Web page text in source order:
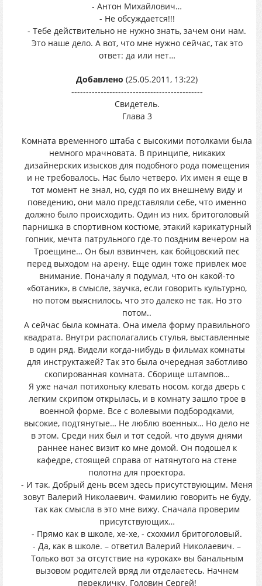
- Антон Михайлович…
- Не обсуждается!!!
- Тебе действительно не нужно знать, зачем они нам.
Это наше дело. А вот, что мне нужно сейчас, так это
ответ: да или нет…
Добавлено (25.05.2011, 13:22)
---------------------------------------------
Свидетель.
Глава 3
Комната временного штаба с высокими потолками была
немного мрачновата. В принципе, никаких
дизайнерских изысков для подобного рода помещения
и не требовалось. Нас было четверо. Их имен я еще в
тот момент не знал, но, судя по их внешнему виду и
поведению, они мало представляли себе, что именно
должно было происходить. Один из них, бритоголовый
парнишка в спортивном костюме, этакий карикатурный
гопник, мечта патрульного где-то поздним вечером на
Троещине… Он был взвинчен, как бойцовский пес
перед выходом на арену. Еще один тоже привлек мое
внимание. Поначалу я подумал, что он какой-то
«ботаник», в смысле, заучка, если говорить культурно,
но потом выяснилось, что это далеко не так. Но это
потом..
А сейчас была комната. Она имела форму правильного
квадрата. Внутри располагались стулья, выставленные
в один ряд. Видели когда-нибудь в фильмах комнаты
для инструктажей? Так это была очередная заботливо
скопированная комната. Сборище штампов…
Я уже начал потихоньку клевать носом, когда дверь с
легким скрипом открылась, и в комнату зашло трое в
военной форме. Все с волевыми подбородками,
высокие, подтянутые… Не люблю военных… Но дело не
в этом. Среди них был и тот седой, что двумя днями
раннее нанес визит ко мне домой. Он подошел к
кафедре, стоящей справа от натянутого на стене
полотна для проектора.
- И так. Добрый день всем здесь присутствующим. Меня
зовут Валерий Николаевич. Фамилию говорить не буду,
так как смысла в это мне вижу. Сначала проверим
присутствующих…
- Прямо как в школе, хе-хе, - схохмил бритоголовый.
- Да, как в школе. – ответил Валерий Николаевич. –
Только вот за отсутствие на «уроках» вы банальным
вызовом родителей вряд ли отделаетесь. Начнем
перекличку. Головин Сергей!